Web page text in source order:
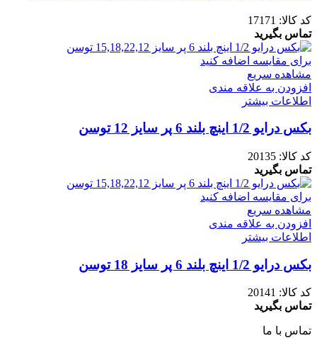
کد کالا: 17171
تماس بگیرید
برای مقایسه اضافه کنید
مشاهده سریع
افزودن به علاقه مندی
اطلاعات بیشتر
بکس درایو 1/2 اینچ بلند 6 پر سایز 12 توسن
کد کالا: 20135
تماس بگیرید
برای مقایسه اضافه کنید
مشاهده سریع
افزودن به علاقه مندی
اطلاعات بیشتر
بکس درایو 1/2 اینچ بلند 6 پر سایز 18 توسن
کد کالا: 20141
تماس بگیرید
تماس با ما